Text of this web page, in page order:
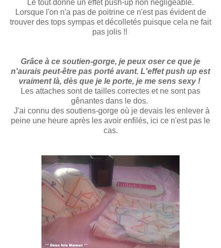
Le tout donne un effet push-up non négligeable.
Lorsque l'on n'a pas de poitrine ce n'est pas évident de
trouver des tops sympas et décolletés puisque cela ne fait
pas jolis !!
Grâce à ce soutien-gorge, je peux oser ce que je
n'aurais peut-être pas porté avant. L'effetpush up est
vraiment là, dès que je le porte, je me sens sexy !
Les attaches sont de tailles correctes et ne sont pas
gênantes dans le dos.
J'ai connu des soutiens-gorge où je devais les enlever à
peine une heure après les avoir enfilés, ici ce n'est pas le
cas.